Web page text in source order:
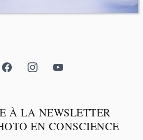
À LA NEWSLETTER
EN CONSCIENCE